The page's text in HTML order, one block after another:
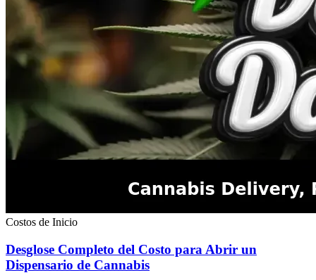
Costos de Inicio
Desglose Completo del Costo para Abrir un
Dispensario de Cannabis